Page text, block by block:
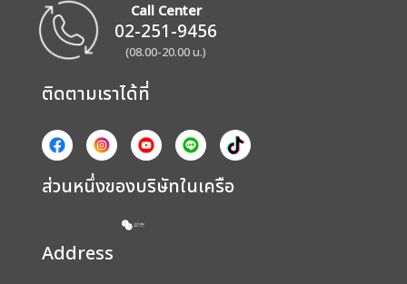
Call Center
02-251-9456
(08.00-20.00 น.)
ติดตามเราได้ที่
ส่วนหนึ่งของบริษัทในเครือ
Address